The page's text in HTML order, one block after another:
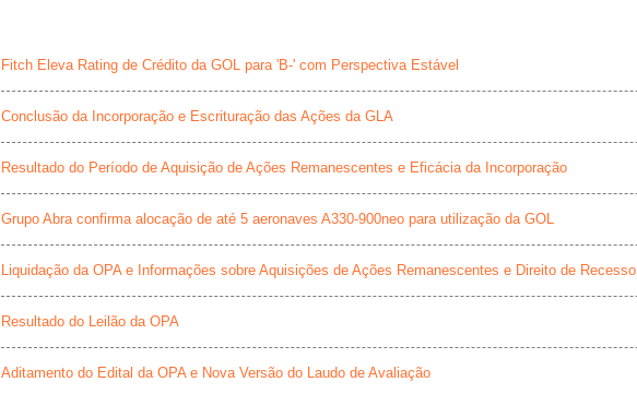
Fitch Eleva Rating de Crédito da GOL para 'B-' com Perspectiva Estável
Conclusão da Incorporação e Escrituração das Ações da GLA
Resultado do Período de Aquisição de Ações Remanescentes e Eficácia da Incorporação
Grupo Abra confirma alocação de até 5 aeronaves A330-900neo para utilização da GOL
Liquidação da OPA e Informações sobre Aquisições de Ações Remanescentes e Direito de Recesso
Resultado do Leilão da OPA
Aditamento do Edital da OPA e Nova Versão do Laudo de Avaliação